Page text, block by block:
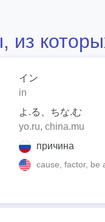
из
イン
in
よ.る、ちな.む
yo.ru, china.mu
причина
cause, factor, be